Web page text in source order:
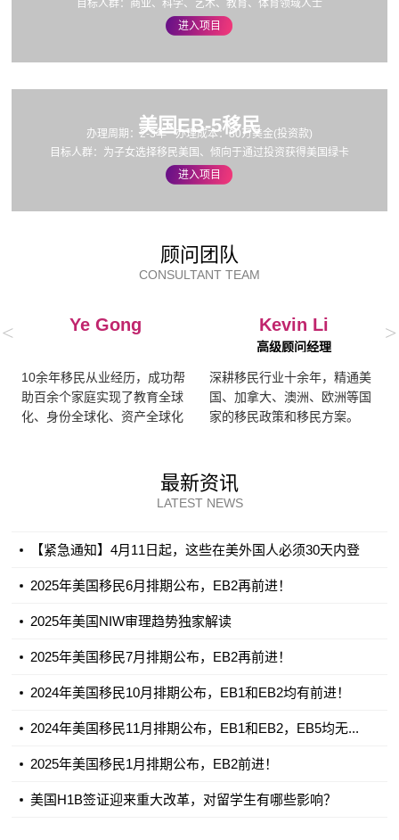
目标人群：商业、科学、艺术、教育、体育领域人士
进入项目
美国EB-5移民
办理周期：2-3年
办理成本：80万美金(投资款)
目标人群：为子女选择移民美国、倾向于通过投资获得美国绿卡
进入项目
顾问团队
CONSULTANT TEAM
Ye Gong
10余年移民从业经历，成功帮
助百余个家庭实现了教育全球
化、身份全球化、资产全球化
Kevin Li
高级顾问经理
深耕移民行业十余年，精通美
国、加拿大、澳洲、欧洲等国
家的移民政策和移民方案。
< >
最新资讯
LATEST NEWS
【紧急通知】4月11日起，这些在美外国人必须30天内登
记...
2025年美国移民6月排期公布，EB2再前进！
2025年美国NIW审理趋势独家解读
2025年美国移民7月排期公布，EB2再前进！
2024年美国移民10月排期公布，EB1和EB2均有前进！
2024年美国移民11月排期公布，EB1和EB2，EB5均无...
2025年美国移民1月排期公布，EB2前进！
美国H1B签证迎来重大改革，对留学生有哪些影响？